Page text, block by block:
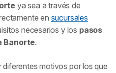
digital Banorte?
una tarjeta Banorte
mi tarjeta Banorte?
ya sea a través de
en sucursales
necesarios y los pasos
Banorte.
motivos por los que